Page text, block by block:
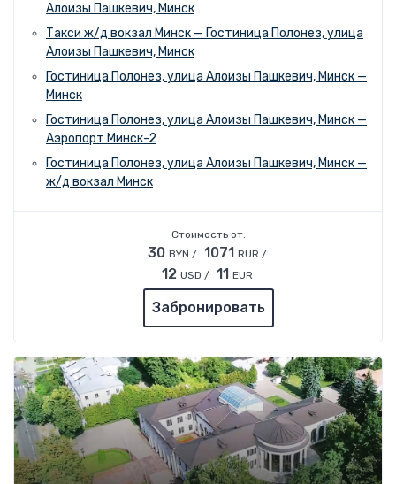
Алоизы Пашкевич, Минск
Такси ж/д вокзал Минск — Гостиница Полонез, улица
Алоизы Пашкевич, Минск
Гостиница Полонез, улица Алоизы Пашкевич, Минск —
Минск
Гостиница Полонез, улица Алоизы Пашкевич, Минск —
Аэропорт Минск-2
Гостиница Полонез, улица Алоизы Пашкевич, Минск —
ж/д вокзал Минск
Стоимость от:
30 BYN / 1071 RUR /
12 USD / 11 EUR
Забронировать